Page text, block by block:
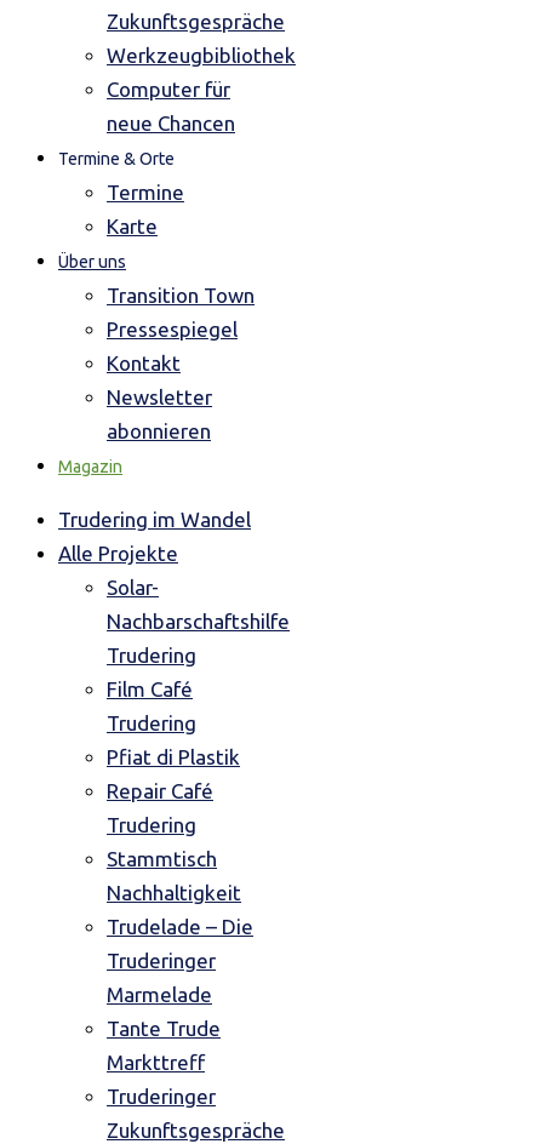
Zukunftsgespräche
Werkzeugbibliothek
Computer für
neue Chancen
Termine & Orte
Termine
Karte
Über uns
Transition Town
Pressespiegel
Kontakt
Newsletter
abonnieren
Magazin
Trudering im Wandel
Alle Projekte
Solar-
Nachbarschaftshilfe
Trudering
Film Café
Trudering
Pfiat di Plastik
Repair Café
Trudering
Stammtisch
Nachhaltigkeit
Trudelade – Die
Truderinger
Marmelade
Tante Trude
Markttreff
Truderinger
Zukunftsgespräche